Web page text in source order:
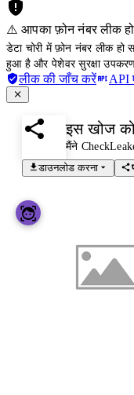
⚠️ आपका फ़ोन नंबर लीक
डेटा चोरी में फ़ोन नंबर लीक
हुआ है और पेशेवर सुरक्षा
लीक की जाँच करें API
इस खोज
मैंने
डाउनलोड करना